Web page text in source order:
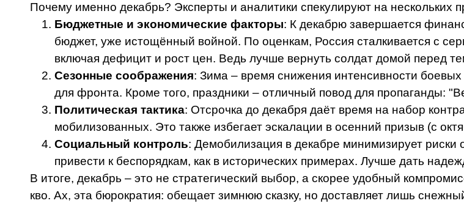
Почему именно декабрь? Эксперты и аналитики спекулируют на нескольких
Бюджетные и экономические факторы: К декабрю завершается
бюджет, уже истощённый войной. По оценкам, Россия сталкивается с
включая дефицит и рост цен. Ведь лучше вернуть солдат домой перед
Сезонные соображения: Зима – время снижения интенсивности
для фронта. Кроме того, праздники – отличный повод для пропаганды:
Политическая тактика: Отсрочка до декабря даёт время на набор
мобилизованных. Это также избегает эскалации в осенний призыв (с
Социальный контроль: Демобилизация в декабре минимизирует риски
привести к беспорядкам, как в исторических примерах. Лучше дать
В итоге, декабрь – это не стратегический выбор, а скорее удобный
кво. Ах, эта бюрократия: обещает зимнюю сказку, но доставляет лишь